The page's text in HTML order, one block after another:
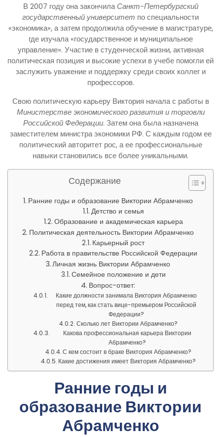
В 2007 году она закончилаСанкт-Петербургский
государственный университет по специальности
«экономика», а затем продолжила обучение в магистратуре,
где изучала «государственное и муниципальное
управление». Участие в студенческой жизни, активная
политическая позиция и высокие успехи в учебе помогли ей
заслужить уважение и поддержку среди своих коллег и
профессоров.
Свою политическую карьеру Виктория начала с работы в
Министерстве экономического развития и торговли
Российской Федерации. Затем она была назначена
заместителем министра экономики РФ. С каждым годом ее
политический авторитет рос, а ее профессиональные
навыки становились все более уникальными.
Содержание
Ранние годы и образование Виктории Абрамченко
Детство и семья
Образование и академическая карьера
Политическая деятельность Виктории Абрамченко
Карьерный рост
Работа в правительстве Российской Федерации
Личная жизнь Виктории Абрамченко
Семейное положение и дети
Вопрос-ответ:
Какие должности занимала Виктория Абрамченко
перед тем, как стать вице-премьером Российской
Федерации?
Сколько лет Виктории Абрамченко?
Какова профессиональная карьера Виктории
Абрамченко?
С кем состоит в браке Виктория Абрамченко?
Какие достижения имеет Виктория Абрамченко?
Ранние годы и
образование Виктории
Абрамченко